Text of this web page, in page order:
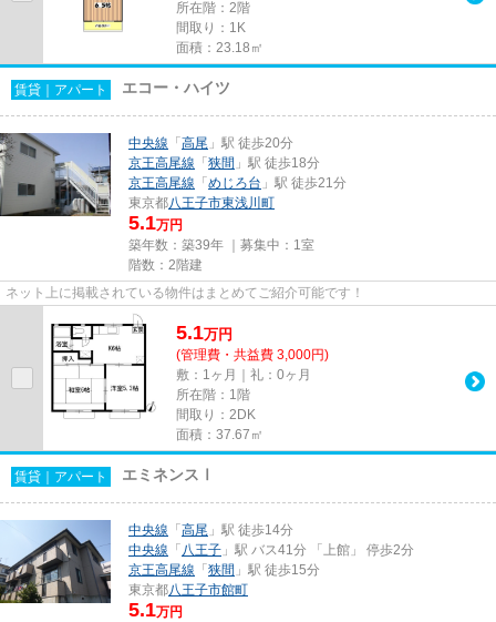
所在階：2階
間取り：1K
面積：23.18㎡
賃貸｜アパート エコー・ハイツ
中央線 「高尾 」駅 徒歩20分
京王高尾線 「狭間 」駅 徒歩18分
京王高尾線 「めじろ台 」駅 徒歩21分
東京都八王子市東浅川町
5.1万円
築年数：築39年 ｜募集中： 1室
階数：2階建
ネット上に掲載されている物件はまとめてご紹介可能です！
5.1万円
(管理費・共益費 3,000円)
敷：1ヶ月｜礼：0ヶ月
所在階：1階
間取り：2DK
面積：37.67㎡
賃貸｜アパート エミネンスⅠ
中央線 「高尾 」駅 徒歩14分
中央線 「 八王子 」駅 バス41分 「上館」 停歩2分
京王高尾線 「狭間 」駅 徒歩15分
東京都八王子市館町
5.1万円